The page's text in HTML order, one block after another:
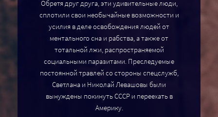
Обретя друг друга, эти удивительные люди,
сплотили свои необычайные возможности и
усилия в деле освобождения людей от
ментального сна и рабства, а также от
тотальной лжи, распространяемой
социальными паразитами. Преследуемые
постоянной травлей со стороны спецслужб,
Светлана и Николай Левашовы были
вынуждены покинуть СССР и переехать в
Америку.